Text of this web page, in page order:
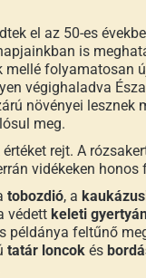
el az 50-es
is
folyamatosan
végighaladva
növényei lesznek
meg.
rejt. A
vidékeken
tobozdió, a
védett keleti
példánya feltűnő
tatár loncok és